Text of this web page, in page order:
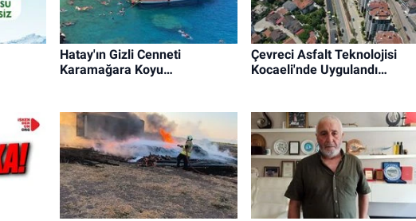
Hatay'ın Gizli Cenneti
Karamağara Koyu…
Çevreci Asfalt Teknolojisi
Kocaeli'nde Uygulandı…